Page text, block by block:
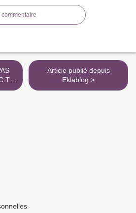
Article publié depuis
Eklablog >